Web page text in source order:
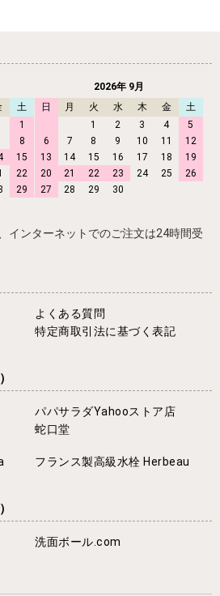
土
1
8
15
22
29
2026年 9月
日
月 火 水 木 金
土
1
2 3 4
5
6
7 8 9 10 11
12
13
14 15 16 17 18
19
20
21 22 23 24 25
26
27
28 29 30
インターネットでのご注文は24時間受
よくある質問
特定商取引法に基づく表記
パパサラダYahooストア店
蛇口堂
フランス製高級水栓 Herbeau
洗面ボール.com